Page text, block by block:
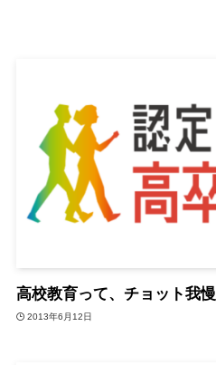
高校教育って、チョット我
2013年6月12日